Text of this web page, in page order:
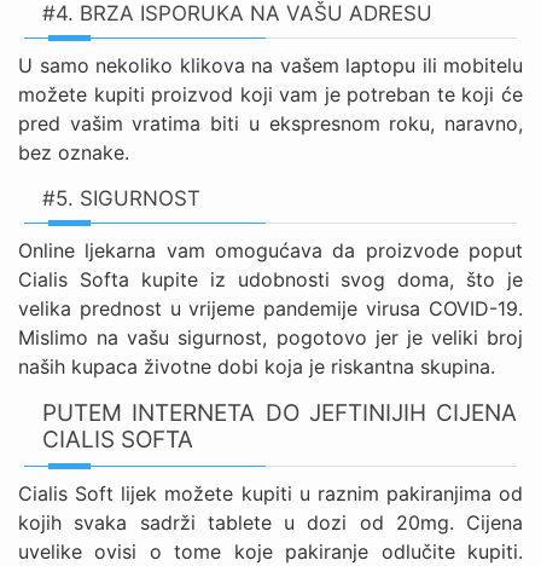
#4. BRZA ISPORUKA NA VAŠU ADRESU
U samo nekoliko klikova na vašem laptopu ili mobitelu
možete kupiti proizvod koji vam je potreban te koji će
pred vašim vratima biti u ekspresnom roku, naravno,
bez oznake.
#5. SIGURNOST
Online ljekarna vam omogućava da proizvode poput
Cialis Softa kupite iz udobnosti svog doma, što je
velika prednost u vrijeme pandemije virusa COVID-19.
Mislimo na vašu sigurnost, pogotovo jer je veliki broj
naših kupaca životne dobi koja je riskantna skupina.
PUTEM INTERNETA DO JEFTINIJIH CIJENA
CIALIS SOFTA
Cialis Soft lijek možete kupiti u raznim pakiranjima od
kojih svaka sadrži tablete u dozi od 20mg. Cijena
uvelike ovisi o tome koje pakiranje odlučite kupiti.